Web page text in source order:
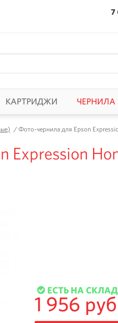
7
КАРТРИДЖИ ЧЕРНИЛА
/Фото-чернила для Epson
Expression
ЕСТЬ НА
1 956